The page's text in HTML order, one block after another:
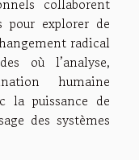
collaborent
pour explorer de
radical
où l’analyse,
humaine
la puissance de
des systèmes